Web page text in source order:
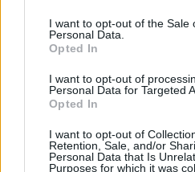
I want to opt-out of the Sale
Personal Data.
Opted In
I want to opt-out of
Personal Data for Targeted
Opted In
I want to opt-out of
Retention, Sale, and/or
Personal Data that Is
Purposes for which it was
AT_AH
Reischau 6
ebets GmbH
Schildorf 16
Haag am Hausruck -
Marktplatz 23